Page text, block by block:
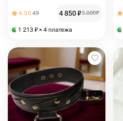
4.5049 4 850₽5 000₽
1 213 ₽ × 4 платежа